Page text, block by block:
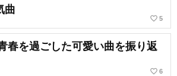
曲
favorite_border 5
春を過ごした可愛い曲を振り返
favorite_border 6